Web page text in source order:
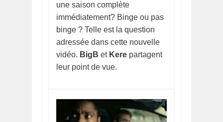
une saison complète
immédiatement? Binge ou pas
binge ? Telle est la question
adressée dans cette nouvelle
vidéo. BigB et Kere partagent
leur point de vue.